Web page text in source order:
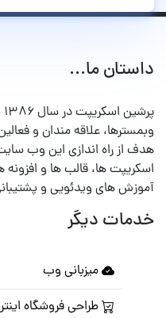
داستان ما...
وبمسترها، علاقه مندان و
هدف از راه اندازی این وب
اسکریپت ها، قالب ها و
آموزش های ویدئویی و
خدمات دیگر
میزبانی وب
طراحی فروشگاه